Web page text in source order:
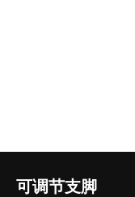
可调节支脚